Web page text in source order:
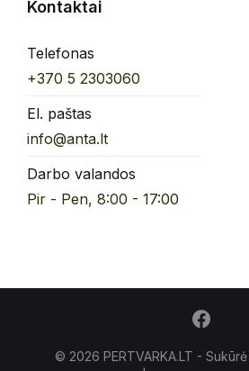
Kontaktai
Telefonas
+370 5 2303060
El. paštas
info@anta.lt
Darbo valandos
Pir - Pen, 8:00 - 17:00
© 2026 PERTVARKA.LT -